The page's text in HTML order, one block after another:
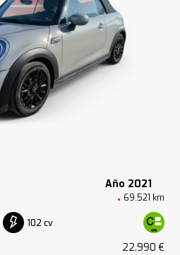
Año 2021
69.521 km
102 cv
22.990 €